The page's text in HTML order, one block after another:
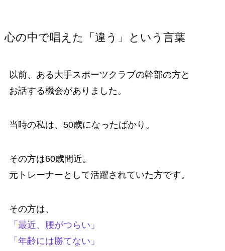
心の中で唱えた「違う」という言葉
以前、ある大手スポーツクラブの幹部の方と
お話する機会がありました。
当時の私は、50歳になったばかり。
その方は60歳間近。
元トレーナーとして活躍されていた方です。
その方は、
「最近、腰がつらい」
「年齢には勝てない」